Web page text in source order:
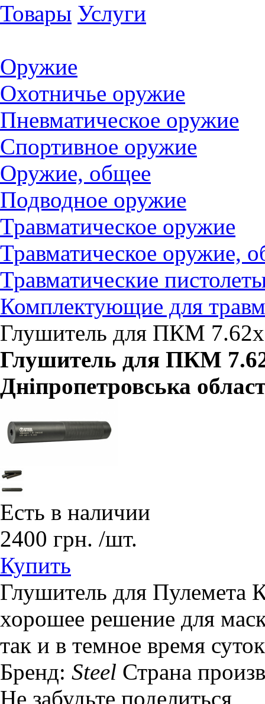
Товары Услуги
Оружие
Охотничье оружие
Пневматическое оружие
Спортивное оружие
Оружие, общее
Подводное оружие
Травматическое оружие
Травматическое оружие,
Травматические
Комплектующие для
Глушитель для ПКМ
Глушитель для ПКМ
Дніпропетровська
Есть в наличии
2400 грн. /шт.
Купить
Глушитель для
хорошее решение для
так и в темное время
Бренд: Steel Страна
Не забудьте поделиться